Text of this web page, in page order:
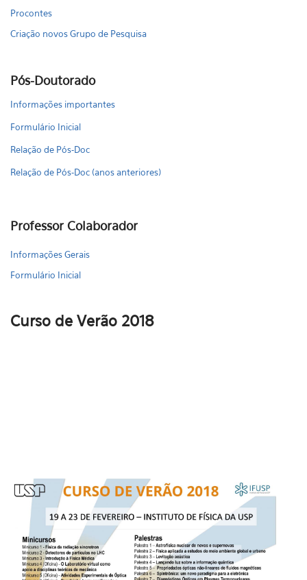
Procontes
Criação novos Grupo de Pesquisa
Pós-Doutorado
Informações importantes
Formulário Inicial
Relação de Pós-Doc
Relação de Pós-Doc (anos anteriores)
Professor Colaborador
Informações Gerais
Formulário Inicial
Curso de Verão 2018